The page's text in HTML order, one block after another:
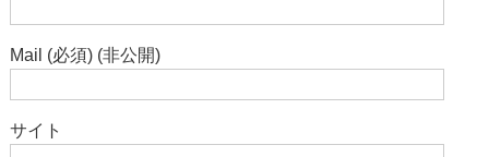
Mail (必須) (非公開)
サイト